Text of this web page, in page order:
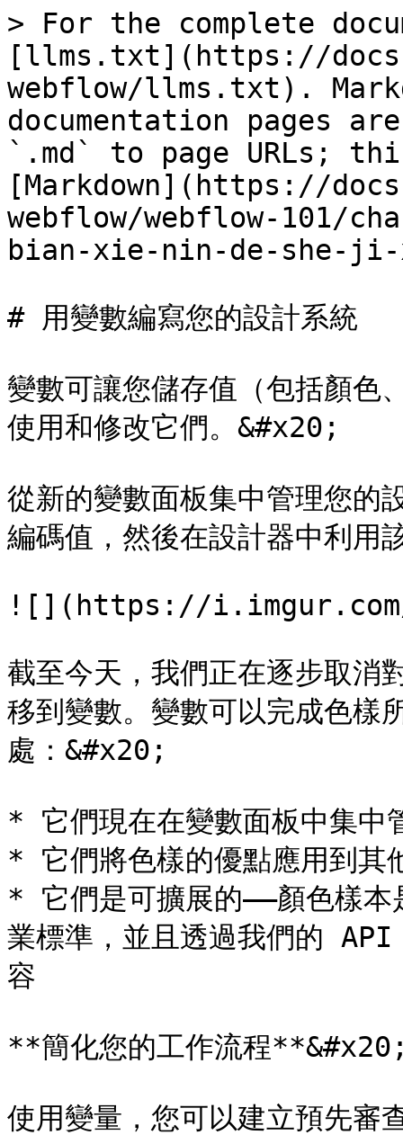
> For the complete
[llms.txt](https://
webflow/llms.txt).
documentation pages
`.md` to page URLs;
[Markdown](https://
webflow/webflow-101/
bian-xie-nin-de-she-
# 用變數編寫您的設計系統
變數可讓您儲存值（包括顏色
使用和修改它們。&#x20;
從新的變數面板集中管理您的
編碼值，然後在設計器中利用
![](https://
截至今天，我們正在逐步取消
移到變數。變數可以完成色樣
處：&#x20;
* 它們現在在變數面板中集中
* 它們將色樣的優點應用到其
* 它們是可擴展的——顏色樣
業標準，並且透過我們的
容
**簡化您的工作流程
使用變量，您可以建立預先審